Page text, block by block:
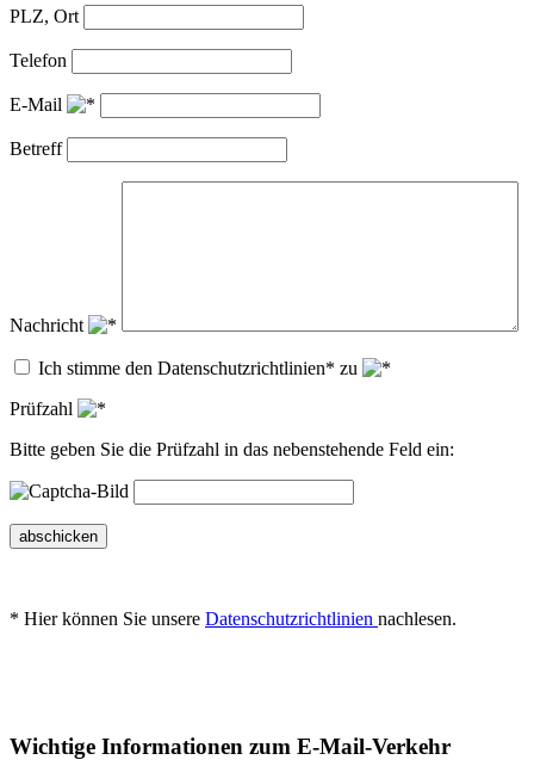
PLZ, Ort
Telefon
E-Mail
Betreff
Nachricht
Ich stimme den Datenschutzrichtlinien* zu
Prüfzahl
Bitte geben Sie die Prüfzahl in das nebenstehende Feld ein:
abschicken
* Hier können Sie unsere Datenschutzrichtlinien nachlesen.
Wichtige Informationen zum E-Mail-Verkehr